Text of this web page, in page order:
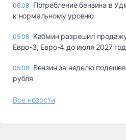
06.08 Потребление бензина в
к нормальному уровню
05.08 Кабмин разрешил
Евро-3, Евро-4 до июля 2027
05.08 Бензин за неделю
рубля
Все новости